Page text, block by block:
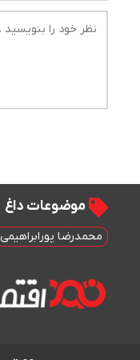
موضوعات داغ
محمدرضا پورابراهیمی